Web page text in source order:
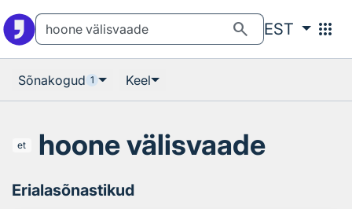
search EST apps
Sõnakogud 1 Keel
et hoone välisvaade
Erialasõnastikud